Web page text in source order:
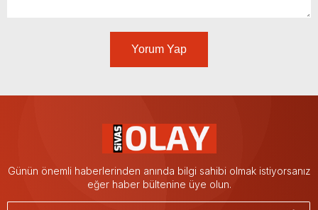
Yorum Yap
Günün önemli haberlerinden anında bilgi sahibi olmak istiyorsanız
eğer haber bültenine üye olun.